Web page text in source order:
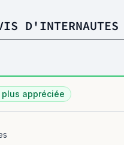
appréciée